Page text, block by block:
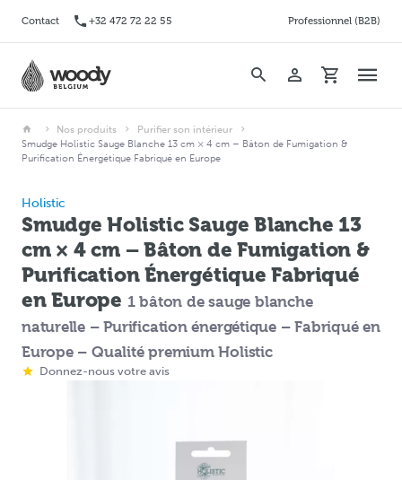
Contact +32 472 72 22 55 Professionnel (B2B)
Nos produits
Purifier son intérieur
Smudge Holistic Sauge Blanche 13 cm × 4 cm – Bâton de Fumigation &
Purification Énergétique Fabriqué en Europe
Holistic
Smudge Holistic Sauge Blanche 13
cm × 4 cm – Bâton de Fumigation &
Purification Énergétique Fabriqué
en Europe 1 bâton de sauge blanche
naturelle – Purification énergétique – Fabriqué en
Europe – Qualité premium Holistic
Donnez-nous votre avis